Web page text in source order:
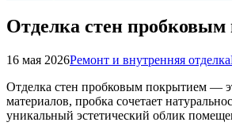
Отделка стен
16 мая 2026Ремонт и внутренняя отделка
Отделка стен пробковым покрытием —
материалов, пробка сочетает
уникальный эстетический облик